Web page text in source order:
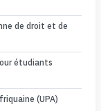
de droit et de
étudiants
(UPA)